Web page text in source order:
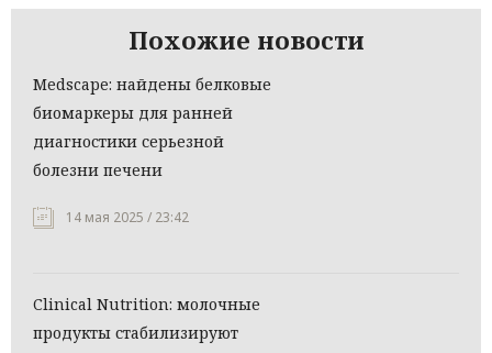
Похожие новости
Мedscape: найдены белковые
биомаркеры для ранней
диагностики серьезной
болезни печени
14 мая 2025 / 23:42
Clinical Nutrition: молочные
продукты стабилизируют